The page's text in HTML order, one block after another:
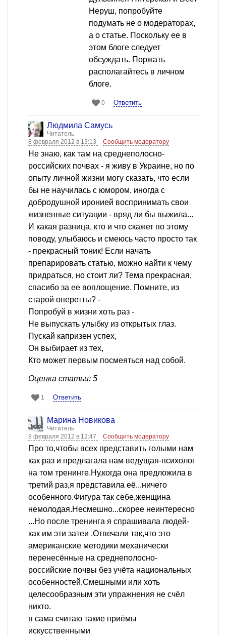
Неруш, попробуйте
подумать не о модераторах,
а о статье. Поскольку ее в
этом блоге следует
обсуждать. Поржать
располагайтесь в личном
блоге.
0 Ответить
Людмила Самусь
Читатель
8 февраля 2012 в 13:13
Сообщить модератору
Не знаю, как там на среднеполосно-
российских почвах - я живу в Украине, но по
опыту личной жизни могу сказать, что если
бы не научилась с юмором, иногда с
добродушной иронией воспринимать свои
жизненные ситуации - вряд ли бы выжила...
И какая разница, кто и что скажет по этому
поводу, улыбаюсь и смеюсь часто просто так
- прекрасный тоник! Если начать
препарировать статью, можно найти к чему
придраться, но стоит ли? Тема прекрасная,
спасибо за ее воплощение. Помните, из
старой оперетты? -
Попробуй в жизни хоть раз -
Не выпускать улыбку из открытых глаз.
Пускай капризен успех,
Он выбирает из тех,
Кто может первым посмеяться над собой.
Оценка статьи: 5
1 Ответить
Марина Новикова
Читатель
8 февраля 2012 в 12:47
Сообщить модератору
Про то,чтобы всех представить голыми нам
как раз и предлагала нам ведущая-психолог
на том тренинге.Ну,когда она предложила в
третий раз,я представила её...ничего
особенного.Фигура так себе,женщина
немолодая.Несмешно...скорее неинтересно
...Но после тренинга я спрашивала людей-
как им эти затеи .Отвечали так,что это
американские методики механически
перенесённые на среднеполосно-
российские почвы без учёта национальных
особенностей.Смешными или хоть
целесообразным эти упражнения не счёл
никто.
я сама считаю такие приёмы
искусственными